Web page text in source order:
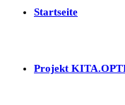
Startseite
Projekt